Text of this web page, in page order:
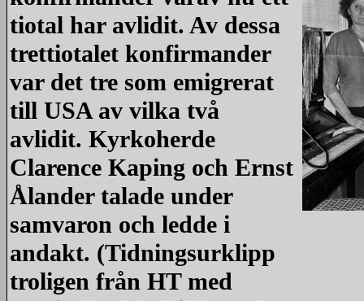
tiotal har avlidit. Av dessa
trettiotalet konfirmander
var det tre som emigrerat
till USA av vilka två
avlidit. Kyrkoherde
Clarence Kaping och Ernst
Ålander talade under
samvaron och ledde i
andakt. (Tidningsurklipp
troligen från HT med